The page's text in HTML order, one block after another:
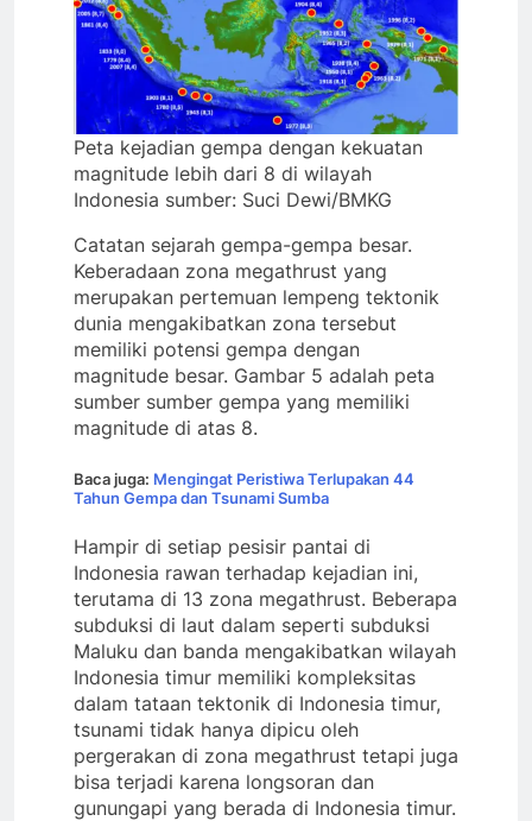
Peta kejadian gempa dengan kekuatan
magnitude lebih dari 8 di wilayah
Indonesia sumber: Suci Dewi/BMKG
Catatan sejarah gempa-gempa besar.
Keberadaan zona megathrust yang
merupakan pertemuan lempeng tektonik
dunia mengakibatkan zona tersebut
memiliki potensi gempa dengan
magnitude besar. Gambar 5 adalah peta
sumber sumber gempa yang memiliki
magnitude di atas 8.
Baca juga: Mengingat Peristiwa Terlupakan 44
Tahun Gempa dan Tsunami Sumba
Hampir di setiap pesisir pantai di
Indonesia rawan terhadap kejadian ini,
terutama di 13 zona megathrust. Beberapa
subduksi di laut dalam seperti subduksi
Maluku dan banda mengakibatkan wilayah
Indonesia timur memiliki kompleksitas
dalam tataan tektonik di Indonesia timur,
tsunami tidak hanya dipicu oleh
pergerakan di zona megathrust tetapi juga
bisa terjadi karena longsoran dan
gunungapi yang berada di Indonesia timur.